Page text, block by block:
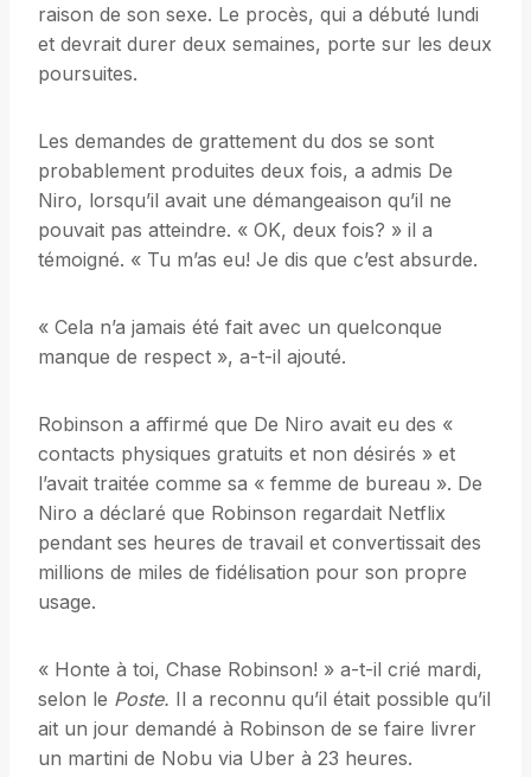
raison de son sexe. Le procès, qui a débuté lundi
et devrait durer deux semaines, porte sur les deux
poursuites.
Les demandes de grattement du dos se sont
probablement produites deux fois, a admis De
Niro, lorsqu’il avait une démangeaison qu’il ne
pouvait pas atteindre. « OK, deux fois? » il a
témoigné. « Tu m’as eu! Je dis que c’est absurde.
« Cela n’a jamais été fait avec un quelconque
manque de respect », a-t-il ajouté.
Robinson a affirmé que De Niro avait eu des «
contacts physiques gratuits et non désirés » et
l’avait traitée comme sa « femme de bureau ». De
Niro a déclaré que Robinson regardait Netflix
pendant ses heures de travail et convertissait des
millions de miles de fidélisation pour son propre
usage.
« Honte à toi, Chase Robinson! » a-t-il crié mardi,
selon le Poste. Il a reconnu qu’il était possible qu’il
ait un jour demandé à Robinson de se faire livrer
un martini de Nobu via Uber à 23 heures.